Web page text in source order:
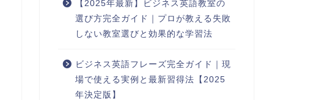
【2025年最新】ビジネス英語教室の
選び方完全ガイド｜プロが教える失敗
しない教室選びと効果的な学習法
ビジネス英語フレーズ完全ガイド｜現
場で使える実例と最新習得法【2025
年決定版】